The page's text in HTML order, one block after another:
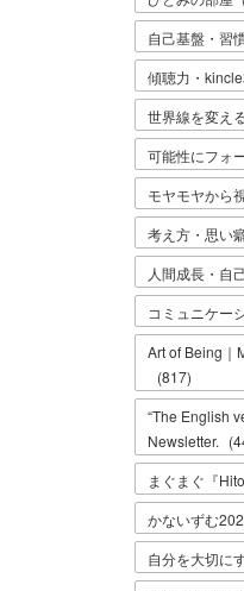
自己基盤・習
傾聴力・
世界線を変え
可能性にフォ
モヤモヤから
考え方・思い
人間成長・自
コミュニケー
Art of Being｜
(817)
“The English
Newsletter. (
まぐまぐ『
かないずむ
自分を大切に